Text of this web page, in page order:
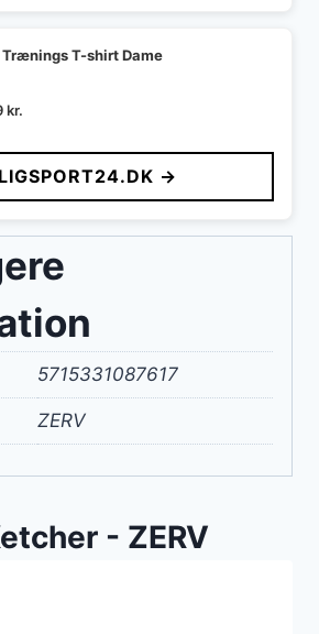
T-shirt Dame
kr..
kr.
pris
er:
99 kr..
→
5715331087617
ZERV
- ZERV